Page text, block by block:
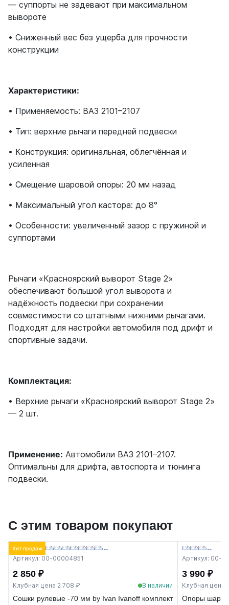
— суппорты не задевают при максимальном
вывороте
• Сниженный вес без ущерба для прочности
конструкции
Характеристики:
• Применяемость: ВАЗ 2101–2107
• Тип: верхние рычаги передней подвески
• Конструкция: оригинальная, облегчённая и
усиленная
• Смещение шаровой опоры: 20 мм назад
• Максимальный угол кастора: до 8°
• Особенности: увеличенный зазор с пружиной и
суппортами
Рычаги «Красноярский выворот Stage 2»
обеспечивают большой угол выворота и
надёжность подвески при сохранении
совместимости со штатными нижними рычагами.
Подходят для настройки автомобиля под дрифт и
спортивные задачи.
Комплектация:
• Верхние рычаги «Красноярский выворот Stage 2»
— 2 шт.
Применение: Автомобили ВАЗ 2101–2107.
Оптимальны для дрифта, автоспорта и тюнинга
подвески.
С этим товаром покупают
Хит продаж
Артикул: 00-00004851
2 850 ₽
Клубная цена 2 708 ₽ В наличии
Сошки рулевые -70 мм by Ivan Ivanoff комплект
Артикул: 00-
3 990 ₽
Клубная цена
Опоры